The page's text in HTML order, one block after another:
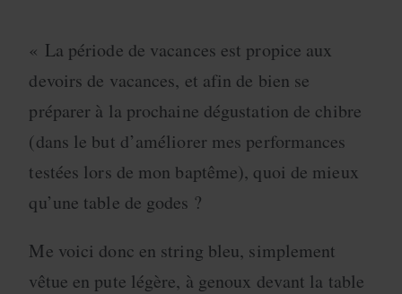
« La période de vacances est propice aux
devoirs de vacances, et afin de bien se
préparer à la prochaine dégustation de chibre
(dans le but d’améliorer mes performances
testées lors de mon baptême), quoi de mieux
qu’une table de godes ?
Me voici donc en string bleu, simplement
vêtue en pute légère, à genoux devant la table